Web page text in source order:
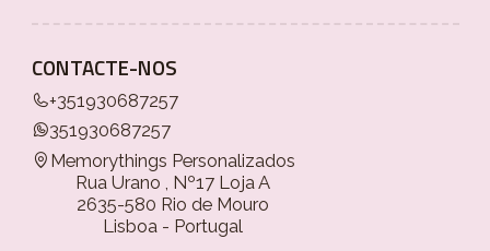
CONTACTE-NOS
+351930687257
351930687257
Memorythings Personalizados
Rua Urano , Nº17 Loja A
2635-580 Rio de Mouro
Lisboa - Portugal